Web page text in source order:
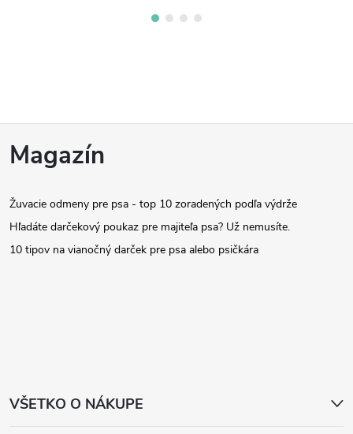
Z
p
ä
VŠETKO O NÁKUPE
Magazín
Žuvacie odmeny pre psa - top 10 zoradených podľa výdrže
Hľadáte darčekový poukaz pre majiteľa psa? Už nemusíte.
10 tipov na vianočný darček pre psa alebo psičkára